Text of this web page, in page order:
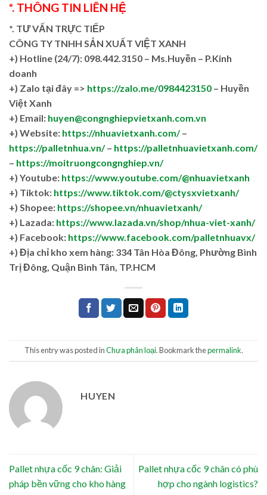
*. THÔNG TIN LIÊN HỆ
*. TƯ VẤN TRỰC TIẾP
CÔNG TY TNHH SẢN XUẤT VIỆT XANH
+) Hotline (24/7): 098.442.3150 – Ms.Huyền – P.Kinh
doanh
+) Zalo tại đây => https://zalo.me/0984423150 – Huyền
Việt Xanh
+) Email: huyen@congnghiepvietxanh.com.vn
+) Website: https://nhuavietxanh.com/–
https://palletnhua.vn/– https://palletnhuavietxanh.com/
– https://moitruongcongnghiep.vn/
+) Youtube: https://www.youtube.com/@nhuavietxanh
+) Tiktok: https://www.tiktok.com/@ctysxvietxanh/
+) Shopee: https://shopee.vn/nhuavietxanh/
+) Lazada: https://www.lazada.vn/shop/nhua-viet-xanh/
+) Facebook: https://www.facebook.com/palletnhuavx/
+) Địa chỉ kho xem hàng: 334 Tân Hòa Đông, Phường Bình
Trị Đông, Quận Bình Tân, TP.HCM
This entry was posted inChưa phân loại. Bookmark thepermalink.
HUYEN
Pallet nhựa cốc 9 chân: Giải
pháp bền vững cho kho hàng
Pallet nhựa cốc 9 chân có phù
hợp cho ngành logistics?